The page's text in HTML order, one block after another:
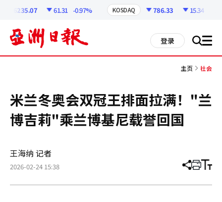
6235.07 61.31 -0.97% KOSDAQ 786.33 15.34
登录 搜 all
主页 社会
米兰冬奥会双冠王排面拉满！"兰
博吉莉"乘兰博基尼载誉回国
王海纳 记者
2026-02-24 15:38 分
章
打 调
小